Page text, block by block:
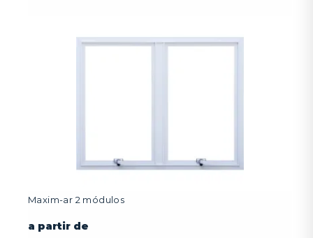
Maxim-ar 2 módulos
a partir de